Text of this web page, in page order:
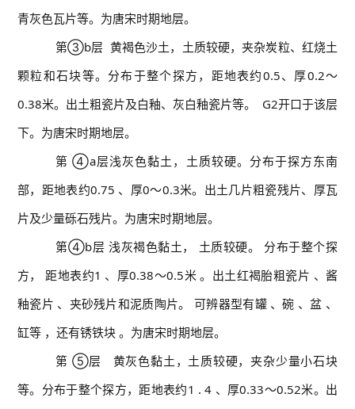
青灰色瓦片等。为唐宋时期地层。
第③b层 黄褐色沙土，土质较硬，夹杂炭粒、红烧土
颗粒和石块等。分布于整个探方，距地表约0.5、厚0.2～
0.38米。出土粗瓷片及白釉、灰白釉瓷片等。 G2开口于该层
下。为唐宋时期地层。
第 ④a层浅灰色黏土，土质较硬。分布于探方东南
部，距地表约0.75 、厚0～0.3米。出土几片粗瓷残片、厚瓦
片及少量砾石残片。为唐宋时期地层。
第④b层 浅灰褐色黏土， 土质较硬。 分布于整个探
方， 距地表约1 、厚0.38～0.5米 。出土红褐胎粗瓷片 、酱
釉瓷片 、夹砂残片和泥质陶片。 可辨器型有罐 、碗 、盆 、
缸等 ，还有锈铁块 。为唐宋时期地层。
第 ⑤层 黄灰色黏土，土质较硬，夹杂少量小石块
等。分布于整个探方，距地表约1 . 4 、厚0.33～0.52米。出